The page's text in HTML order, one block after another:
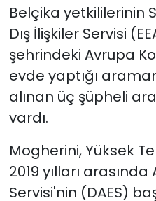
Belçika yetkililerinin
Dış İlişkiler Servisi
şehrindeki Avrupa
evde yaptığı
alınan üç şüpheli
vardı.
Mogherini, Yüksek
2019 yılları arasında
Servisi'nin (DAES)